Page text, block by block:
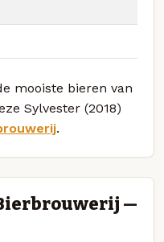
mooiste bieren van
Sylvester (2018)
.
—